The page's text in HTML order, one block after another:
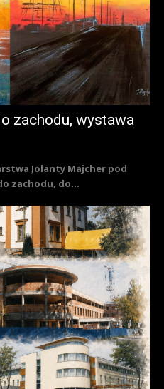
zachodu, wystawa
Jolanty Majcher pod
zachodu, do...